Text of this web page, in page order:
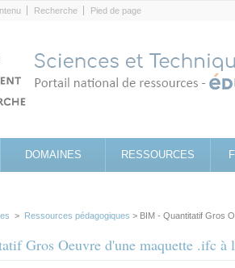
Recherche Pied de page
DOMAINES RESSOURCES
> Ressources pédagogiques > BIM - Quantitatif Gros
Gros Oeuvre d'une maquette .ifc à